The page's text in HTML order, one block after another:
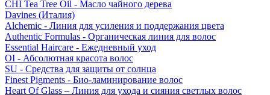
CHI Tea Tree Oil - Масло чайного дерева
Davines (Италия)
Alchemic - Линия для усиления и поддержания цвета
Authentic Formulas - Органическая линия для волос
Essential Haircare - Eжедневный уход
OI - Абсолютная красота волос
SU - Средства для защиты от солнца
Finest Pigments - Био-ламинирование волос
Heart Of Glass – Линия для ухода и сияния светлых волос